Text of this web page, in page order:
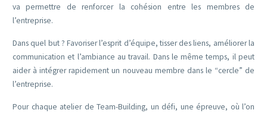
va permettre de renforcer la cohésion entre les membres de
l’entreprise.
Dans quel but ? Favoriser l’esprit d’équipe, tisser des liens, améliorer la
communication et l’ambiance au travail. Dans le même temps, il peut
aider à intégrer rapidement un nouveau membre dans le “cercle” de
l’entreprise.
Pour chaque atelier de Team-Building, un défi, une épreuve, où l’on